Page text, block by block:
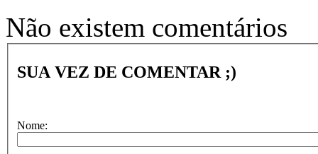
Não existem comentários
SUA VEZ DE COMENTAR ;)
Nome: